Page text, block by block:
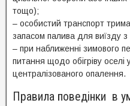
тощо);
– особистий транспорт
запасом палива для виїзду
– при наближенні зимового
питання щодо обігріву оселі
централізованого опалення.
Правила поведінки в